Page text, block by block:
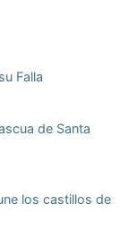
Falla
de Santa
los castillos de